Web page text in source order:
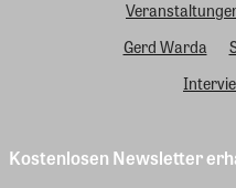
Gerd Warda
Kostenlosen Newsletter